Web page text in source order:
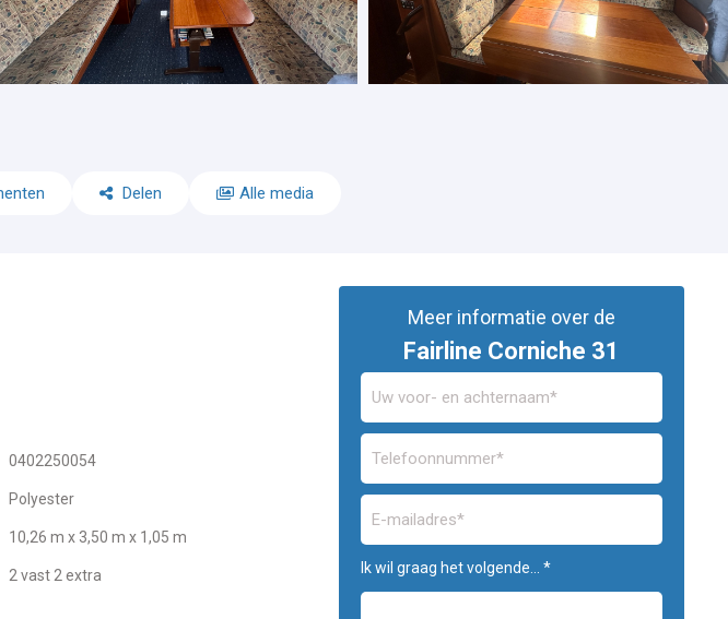
Delen Alle media
0402250054
Polyester
10,26 m x 3,50 m x 1,05 m
2 vast 2 extra
Meer informatie over de
Fairline Corniche 31
Ik wil graag het volgende... *